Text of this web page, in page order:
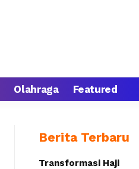
Olahraga Featured
Berita Terbaru
Transformasi Haji